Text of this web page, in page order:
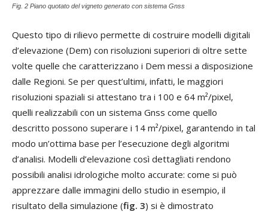
Fig. 2 Piano quotato del vigneto generato con sistema Gnss
Questo tipo di rilievo permette di costruire modelli digitali
d’elevazione (Dem) con risoluzioni superiori di oltre sette
volte quelle che caratterizzano i Dem messi a disposizione
dalle Regioni. Se per quest’ultimi, infatti, le maggiori
risoluzioni spaziali si attestano tra i 100 e 64 m²/pixel,
quelli realizzabili con un sistema Gnss come quello
descritto possono superare i 14 m²/pixel, garantendo in tal
modo un’ottima base per l’esecuzione degli algoritmi
d’analisi. Modelli d’elevazione così dettagliati rendono
possibili analisi idrologiche molto accurate: come si può
apprezzare dalle immagini dello studio in esempio, il
risultato della simulazione (fig. 3) si è dimostrato